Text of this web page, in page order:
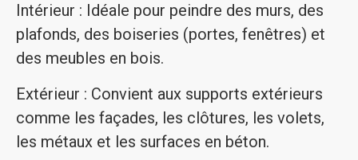
Intérieur : Idéale pour peindre des murs, des
plafonds, des boiseries (portes, fenêtres) et
des meubles en bois.
Extérieur : Convient aux supports extérieurs
comme les façades, les clôtures, les volets,
les métaux et les surfaces en béton.